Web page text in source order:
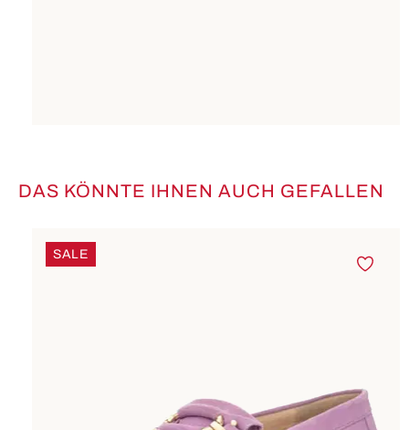
Produktgalerie überspringen
DAS KÖNNTE IHNEN AUCH GEFALLEN
SALE